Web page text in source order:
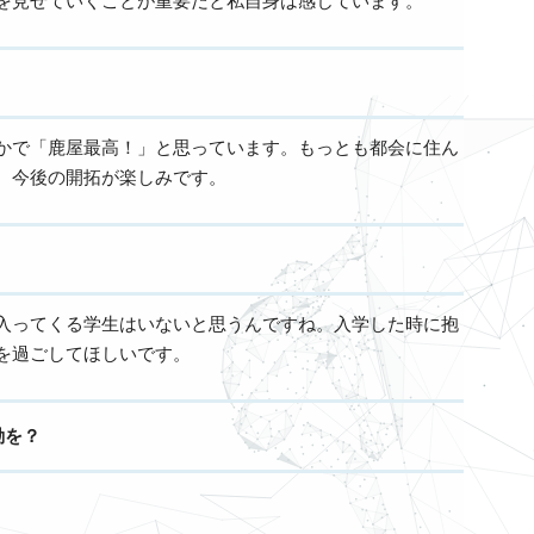
「鹿屋最高！」と思っています。もっとも都会に住ん
後の開拓が楽しみです。
てくる学生はいないと思うんですね。入学した時に抱
ごしてほしいです。
？